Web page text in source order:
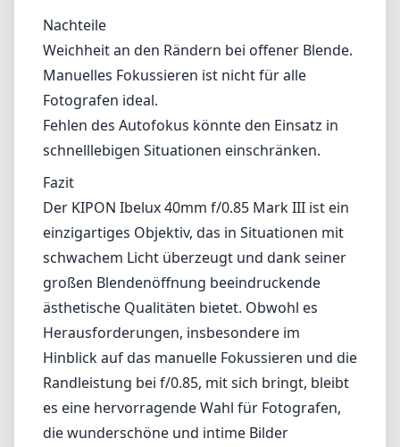
Nachteile
Weichheit an den Rändern bei offener Blende.
Manuelles Fokussieren ist nicht für alle
Fotografen ideal.
Fehlen des Autofokus könnte den Einsatz in
schnelllebigen Situationen einschränken.
Fazit
Der KIPON Ibelux 40mm f/0.85 Mark III ist ein
einzigartiges Objektiv, das in Situationen mit
schwachem Licht überzeugt und dank seiner
großen Blendenöffnung beeindruckende
ästhetische Qualitäten bietet. Obwohl es
Herausforderungen, insbesondere im
Hinblick auf das manuelle Fokussieren und die
Randleistung bei f/0.85, mit sich bringt, bleibt
es eine hervorragende Wahl für Fotografen,
die wunderschöne und intime Bilder